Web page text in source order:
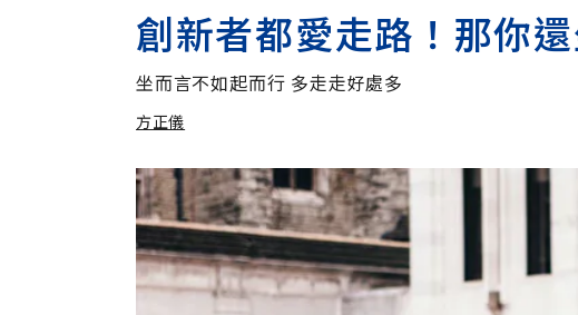
創新者都愛走路！那你
坐而言不如起而行 多走走好處多
方正儀
方正儀 加入追蹤